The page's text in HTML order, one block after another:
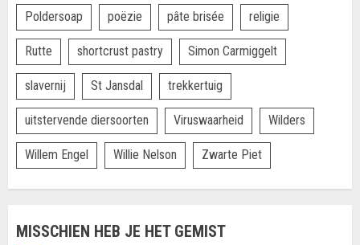
Poldersoap poëzie pâte brisée religie
Rutte shortcrust pastry Simon Carmiggelt
slavernij St Jansdal trekkertuig
uitstervende diersoorten Viruswaarheid Wilders
Willem Engel Willie Nelson Zwarte Piet
MISSCHIEN HEB JE HET GEMIST